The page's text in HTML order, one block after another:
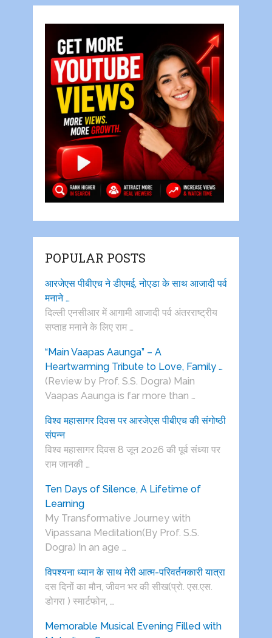
POPULAR POSTS
आरजेएस पीबीएच ने डीएमई, नोएडा के साथ आजादी पर्व
मनाने …
दिल्ली एनसीआर में आगामी आजादी पर्व अंतरराष्ट्रीय
सप्ताह मनाने के लिए राम …
“Main Vaapas Aaunga” – A
Heartwarming Tribute to Love, Family …
(Review by Prof. S.S. Dogra) Main
Vaapas Aaunga is far more than …
विश्व महासागर दिवस पर आरजेएस पीबीएच की संगोष्ठी
संपन्न
विश्व महासागर दिवस 8 जून 2026 की पूर्व संध्या पर
राम जानकी …
Ten Days of Silence, A Lifetime of
Learning
My Transformative Journey with
Vipassana Meditation(By Prof. S.S.
Dogra) In an age …
विपश्यना ध्यान के साथ मेरी आत्म-परिवर्तनकारी यात्रा
दस दिनों का मौन, जीवन भर की सीख(प्रो. एस.एस.
डोगरा ) स्मार्टफोन, …
Memorable Musical Evening Filled with